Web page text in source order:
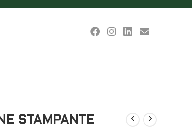
STAMPANTE